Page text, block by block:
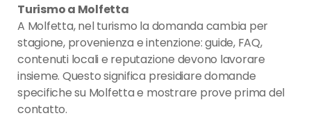
Turismo a Molfetta
A Molfetta, nel turismo la domanda cambia per
stagione, provenienza e intenzione: guide, FAQ,
contenuti locali e reputazione devono lavorare
insieme. Questo significa presidiare domande
specifiche su Molfetta e mostrare prove prima del
contatto.